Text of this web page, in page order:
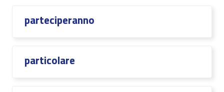
parteciperanno
particolare